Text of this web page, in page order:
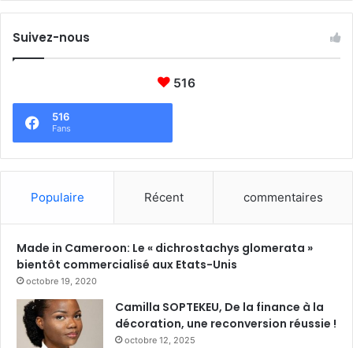
Suivez-nous
516
516
Fans
Populaire Récent commentaires
Made in Cameroon: Le « dichrostachys glomerata »
bientôt commercialisé aux Etats-Unis
octobre 19, 2020
Camilla SOPTEKEU, De la finance à la
décoration, une reconversion réussie !
octobre 12, 2025